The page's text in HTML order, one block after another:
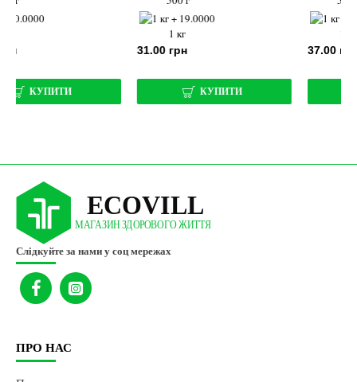
31.00 грн 37.00 грн
Слідкуйте за нами у соц мережах
ПРО НАС